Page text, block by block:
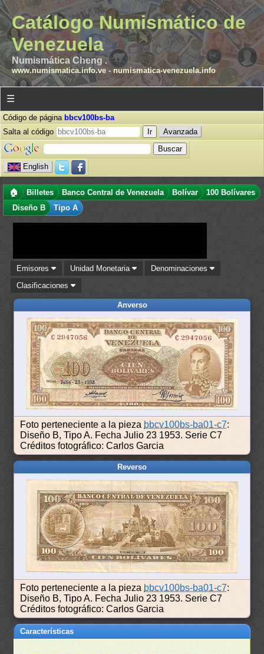
Catálogo Numismático de
Venezuela
Numismática Cheng .
www.numismatica.info.ve- numismatica-venezuela.info
☰
Código de página bbcv100bs-ba
Salta al código
Avanzada
English
🏠 Billetes Banco Central de Venezuela Bolívar
100 Bolívares
Diseño B
Tipo A
Emisores Unidad Monetaria
Denominaciones
Clasificaciones
Anverso
Foto perteneciente a la pieza bbcv100bs-ba01-c7:
Diseño B, Tipo A. Fecha Julio 23 1953. Serie C7
Créditos fotográfico: Carlos Garcia
Reverso
Foto perteneciente a la pieza bbcv100bs-ba01-c7:
Diseño B, Tipo A. Fecha Julio 23 1953. Serie C7
Créditos fotográfico: Carlos Garcia
Características